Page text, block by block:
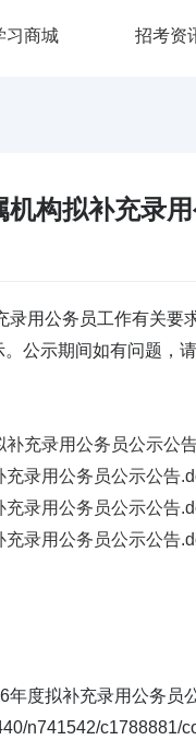
习商城 招考资
构拟补充录
用公务员工作有关要
公示期间如有问题，请
充录用公务员公示公
录用公务员公示公告
录用公务员公示公告
录用公务员公示公告
年度拟补充录用公务员
n741542/c1788881/